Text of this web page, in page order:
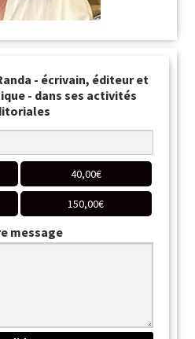
- écrivain, éditeur et
- dans ses activités
40,00€
150,00€
message